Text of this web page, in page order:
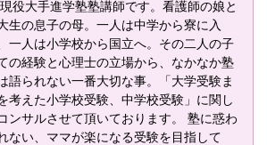
役大手進学塾塾講師です。看護師の娘と
生の息子の母。一人は中学から寮に入
一人は小学校から国立へ。その二人の子
の経験と心理士の立場から、なかなか塾
語られない一番大切な事。「大学受験ま
考えた小学校受験、中学校受験」に関し
ンサルさせて頂いております。 塾に惑わ
ない、ママが楽になる受験を目指して